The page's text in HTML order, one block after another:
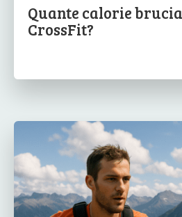
Quante calorie
CrossFit?